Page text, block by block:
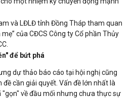
và LĐLĐ tỉnh Đồng Tháp tham quan
của CĐCS Công ty Cổ phần Thủy
để bứt phá
dự thảo báo cáo tại hội nghị cũng
cần giải quyết. Vấn đề lớn nhất là
"gọn" về đầu mối nhưng chưa thực sự